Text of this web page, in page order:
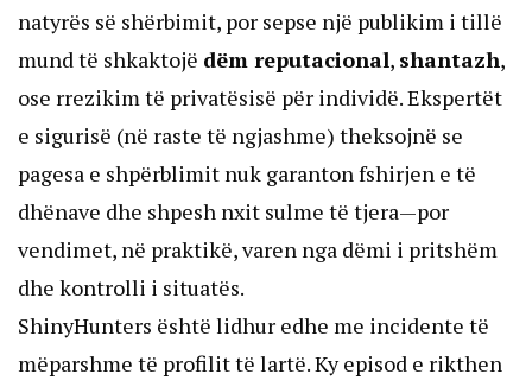
natyrës së shërbimit, por sepse një publikim i tillë
mund të shkaktojë dëm reputacional, shantazh,
ose rrezikim të privatësisë për individë. Ekspertët
e sigurisë (në raste të ngjashme) theksojnë se
pagesa e shpërblimit nuk garanton fshirjen e të
dhënave dhe shpesh nxit sulme të tjera—por
vendimet, në praktikë, varen nga dëmi i pritshëm
dhe kontrolli i situatës.
ShinyHunters është lidhur edhe me incidente të
mëparshme të profilit të lartë. Ky episod e rikthen